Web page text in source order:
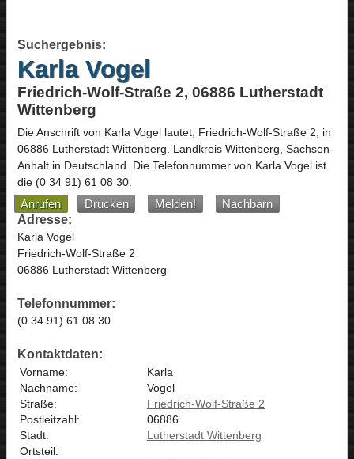
Suchergebnis:
Karla Vogel
Friedrich-Wolf-Straße 2, 06886 Lutherstadt
Wittenberg
Die Anschrift von Karla Vogellautet, Friedrich-Wolf-Straße 2, in
06886 Lutherstadt Wittenberg. Landkreis Wittenberg, Sachsen-
Anhaltin Deutschland. Die Telefonnummer von Karla Vogel ist
die (0 34 91) 61 08 30.
Anrufen Drucken Melden!
Nachbarn
Adresse:
Karla Vogel
Friedrich-Wolf-Straße 2
06886 Lutherstadt Wittenberg
Telefonnummer:
(0 34 91) 61 08 30
Kontaktdaten:
Vorname:
Karla
Nachname:
Vogel
Straße:
Friedrich-Wolf-Straße 2
Postleitzahl:
06886
Stadt:
Lutherstadt Wittenberg
Ortsteil: